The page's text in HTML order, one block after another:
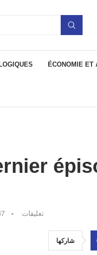
ÉCONOMIE ET
0 تعليقات
شاركها